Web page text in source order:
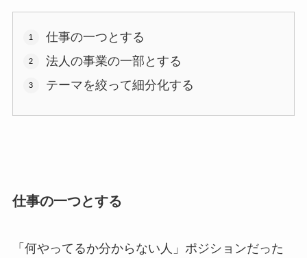
仕事の一つとする
法人の事業の一部とする
テーマを絞って細分化する
仕事の一つとする
「何やってるか分からない人」ポジションだった